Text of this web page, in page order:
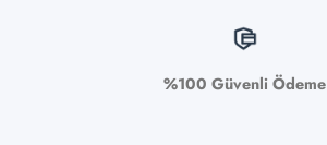
%100 Güvenli Ödeme